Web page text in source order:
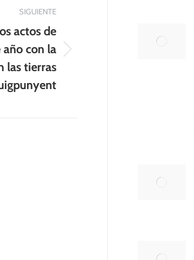
SIGUIENTE
actos de
con la
las tierras